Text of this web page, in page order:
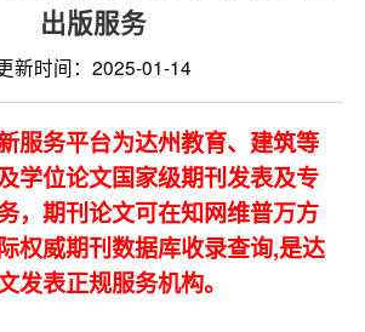
出版服务
新时间：2025-01-14
服务平台为达州教育、建筑等
学位论文国家级期刊发表及专
，期刊论文可在知网维普万方
权威期刊数据库收录查询,是达
发表正规服务机构。